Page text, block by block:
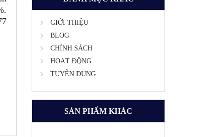
GIỚI THIỆU
BLOG
CHÍNH SÁCH
HOẠT ĐỘNG
TUYỂN DỤNG
SẢN PHẨM KHÁC